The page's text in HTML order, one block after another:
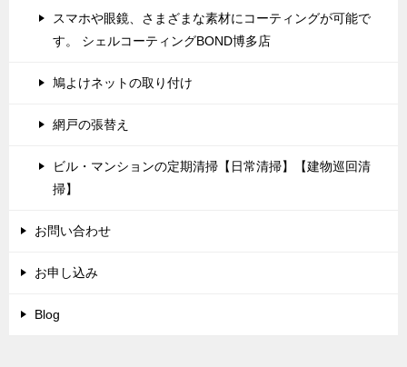
スマホや眼鏡、さまざまな素材にコーティングが可能で
す。 シェルコーティングBOND博多店
鳩よけネットの取り付け
網戸の張替え
ビル・マンションの定期清掃【日常清掃】【建物巡回清
掃】
お問い合わせ
お申し込み
Blog